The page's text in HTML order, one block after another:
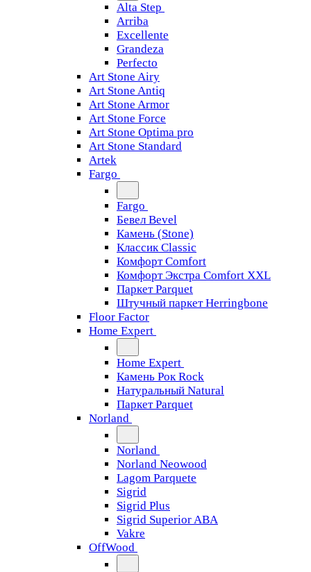
Alta Step
Arriba
Excellente
Grandeza
Perfecto
Art Stone Airy
Art Stone Antiq
Art Stone Armor
Art Stone Force
Art Stone Optima pro
Art Stone Standard
Artek
Fargo
Fargo
Бевел Bevel
Камень (Stone)
Классик Classic
Комфорт Comfort
Комфорт Экстра Comfort XXL
Паркет Parquet
Штучный паркет Herringbone
Floor Factor
Home Expert
Home Expert
Камень Рок Rock
Натуральный Natural
Паркет Parquet
Norland
Norland
Norland Neowood
Lagom Parquete
Sigrid
Sigrid Plus
Sigrid Superior ABA
Vakre
OffWood